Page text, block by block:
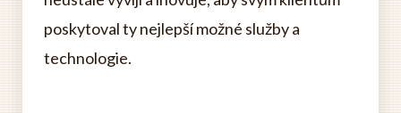
poskytoval ty nejlepší možné služby a
technologie.